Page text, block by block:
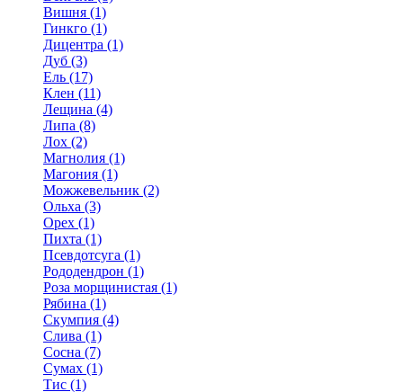
Вишня (1)
Гинкго (1)
Дицентра (1)
Дуб (3)
Ель (17)
Клен (11)
Лещина (4)
Липа (8)
Лох (2)
Магнолия (1)
Магония (1)
Можжевельник (2)
Ольха (3)
Орех (1)
Пихта (1)
Псевдотсуга (1)
Рододендрон (1)
Роза морщинистая (1)
Рябина (1)
Скумпия (4)
Слива (1)
Сосна (7)
Сумах (1)
Тис (1)